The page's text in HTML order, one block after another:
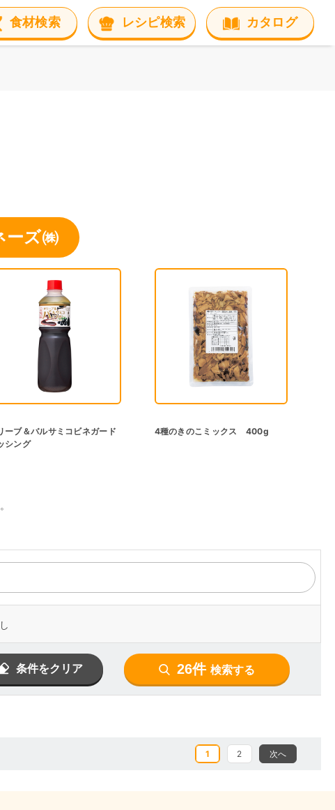
食材検索 レシピ検索 カタログ
ーズ㈱
ーブ＆バルサミコビネガード
シング
4種のきのこミックス 400g
条件をクリア 26件 検索する
1 2 次へ